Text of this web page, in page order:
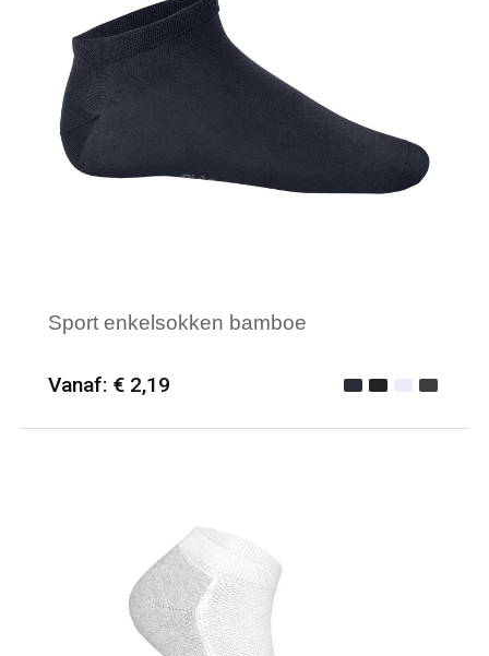
Sport enkelsokken bamboe
Vanaf: € 2,19
Minimale afname: 50